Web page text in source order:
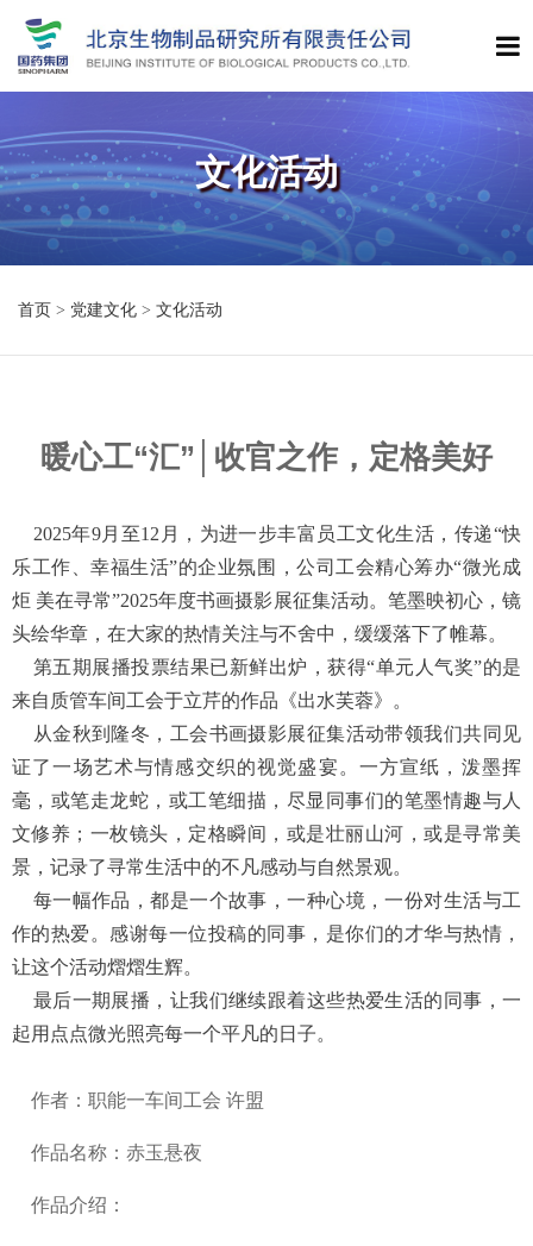
文化活动
首页 > 党建文化 > 文化活动
暖心工“汇”│收官之作，定格美好
2025年9月至12月，为进一步丰富员工文化生活，传递“快
乐工作、幸福生活”的企业氛围，公司工会精心筹办“微光成
炬 美在寻常”2025年度书画摄影展征集活动。笔墨映初心，镜
头绘华章，在大家的热情关注与不舍中，缓缓落下了帷幕。
第五期展播投票结果已新鲜出炉，获得“单元人气奖”的是
来自质管车间工会于立芹的作品《出水芙蓉》。
从金秋到隆冬，工会书画摄影展征集活动带领我们共同见
证了一场艺术与情感交织的视觉盛宴。一方宣纸，泼墨挥
毫，或笔走龙蛇，或工笔细描，尽显同事们的笔墨情趣与人
文修养；一枚镜头，定格瞬间，或是壮丽山河，或是寻常美
景，记录了寻常生活中的不凡感动与自然景观。
每一幅作品，都是一个故事，一种心境，一份对生活与工
作的热爱。感谢每一位投稿的同事，是你们的才华与热情，
让这个活动熠熠生辉。
最后一期展播，让我们继续跟着这些热爱生活的同事，一
起用点点微光照亮每一个平凡的日子。
作者：职能一车间工会 许盟
作品名称：赤玉悬夜
作品介绍：